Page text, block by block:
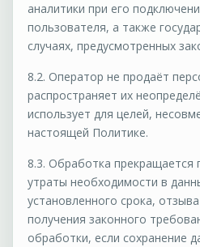
аналитики при его
пользователя, а также
случаях, предусмотренных
8.2. Оператор не продаёт
распространяет их
использует для целей,
настоящей Политике.
8.3. Обработка прекращается
утраты необходимости в
установленного срока,
получения законного
обработки, если сохранение